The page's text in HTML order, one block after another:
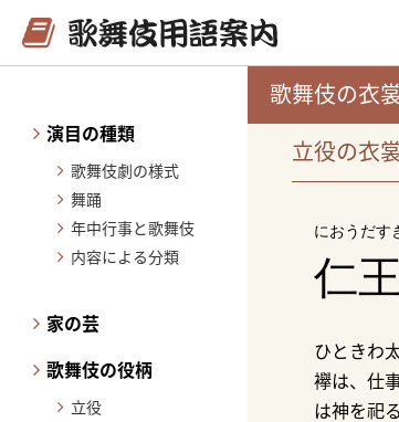
演目の種類
歌舞伎劇の様式
舞踊
年中行事と歌舞伎
内容による分類
家の芸
歌舞伎の役柄
立役
歌舞伎の衣
立役の衣
におうだす
仁
ひときわ
襷は、仕
は神を祀